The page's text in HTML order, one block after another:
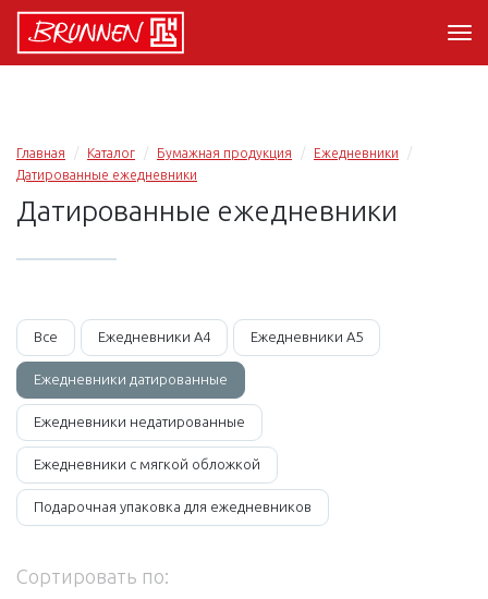
Главная Каталог Бумажная продукция
Ежедневники
Датированные ежедневники
Датированные ежедневники
Все Ежедневники А4 Ежедневники А5
Ежедневники датированные
Ежедневники недатированные
Ежедневники с мягкой обложкой
Подарочная упаковка для ежедневников
Сортировать по: